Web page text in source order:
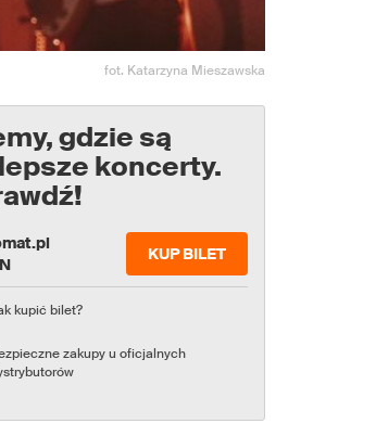
fot. Katarzyna Mieszawska
gdzie są
koncerty.
KUP BILET
kupić bilet?
zakupy u oficjalnych